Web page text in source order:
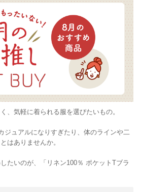
、気軽に着られる服を選びたいもの。
ジュアルになりすぎたり、体のラインや二
はありませんか。
たいのが、「リネン100％ ポケットTブラ